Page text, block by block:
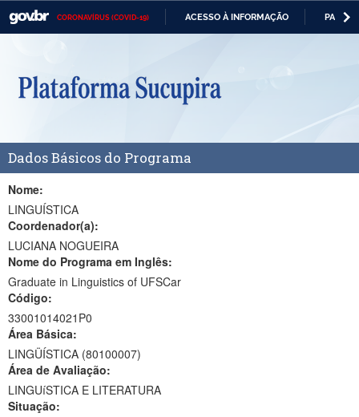
CORONAVÍRUS (COVID-19) ACESSO À INFORMAÇÃO
Casa Civil
Ministério da Defesa
Ministério da Economia
Ministério da Infraestrutura
Ministério da Educação
Ministério da Cidadania
Ministério da Saúde
Ministério de Minas e Energia
Ministério da Ciência, Tecnologia, Inovações e Comunicações
Ministério do Meio Ambiente
Dados Básicos do Programa
Nome:
LINGUÍSTICA
Coordenador(a):
LUCIANA NOGUEIRA
Nome do Programa em Inglês:
Graduate in Linguistics of UFSCar
Código:
33001014021P0
Área Básica:
LINGÜÍSTICA (80100007)
Área de Avaliação:
LINGUíSTICA E LITERATURA
Situação: